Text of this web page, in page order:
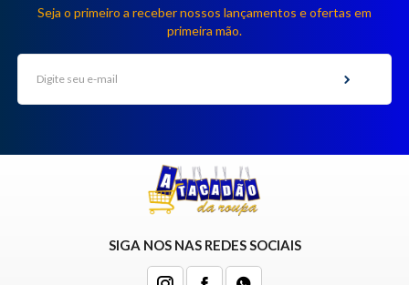
Seja o primeiro a receber nossos lançamentos e ofertas em
primeira mão.
SIGA NOS NAS REDES SOCIAIS